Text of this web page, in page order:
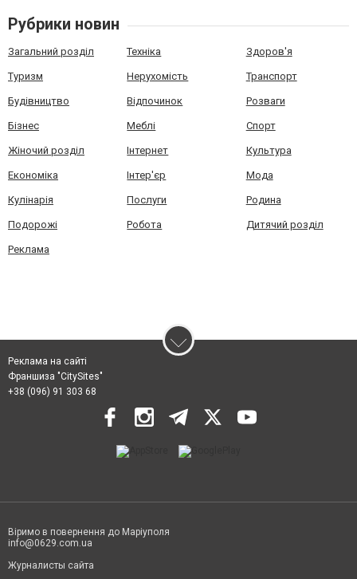
Рубрики новин
Загальний розділ Техніка Здоров'я
Туризм Нерухомість Транспорт
Будівництво Відпочинок Розваги
Бізнес Меблі Спорт
Жіночий розділ Інтернет Культура
Економіка Інтер'єр Мода
Кулінарія Послуги Родина
Подорожі Робота Дитячий розділ
Реклама
Реклама на сайті
Франшиза "CitySites"
+38 (096) 91 303 68
Віримо в повернення до Маріуполя
info@0629.com.ua
Журналисты сайта